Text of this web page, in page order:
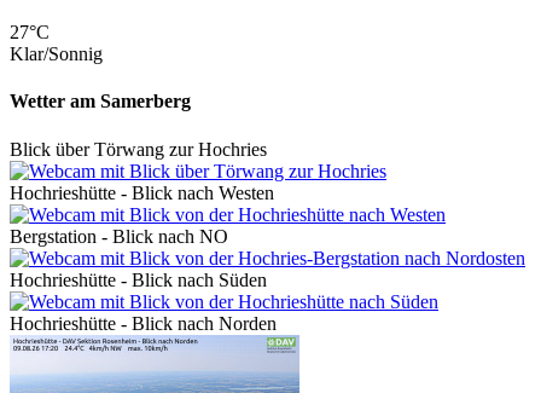
27°C
Klar/Sonnig
Wetter am Samerberg
Blick über Törwang zur Hochries
Hochrieshütte - Blick nach Westen
Bergstation - Blick nach NO
Hochrieshütte - Blick nach Süden
Hochrieshütte - Blick nach Norden